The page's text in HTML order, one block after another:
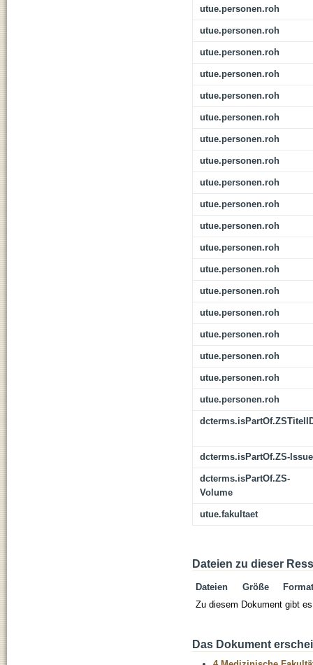
utue.personen.roh
utue.personen.roh
utue.personen.roh
utue.personen.roh
utue.personen.roh
utue.personen.roh
utue.personen.roh
utue.personen.roh
utue.personen.roh
utue.personen.roh
utue.personen.roh
utue.personen.roh
utue.personen.roh
utue.personen.roh
utue.personen.roh
utue.personen.roh
utue.personen.roh
utue.personen.roh
utue.personen.roh
dcterms.isPartOf.ZS-Issue
dcterms.isPartOf.ZS-
Volume
utue.fakultaet
Dateien zu dieser
Dateien Größe
Format
Zu diesem Dokument gibt
Das Dokument